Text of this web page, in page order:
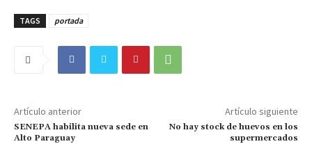
TAGS portada
Artículo anterior
SENEPA habilita nueva sede en
Alto Paraguay
Artículo siguiente
No hay stock de huevos en los
supermercados